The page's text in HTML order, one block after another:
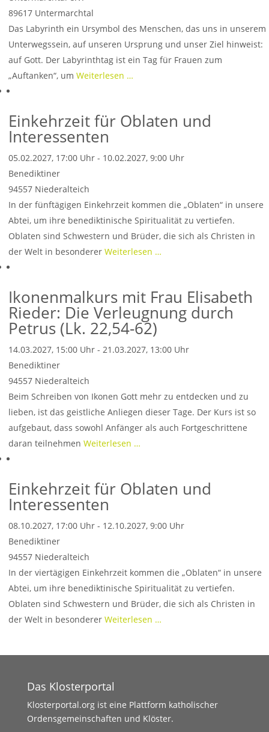
89617 Untermarchtal
Das Labyrinth ein Ursymbol des Menschen, das uns in unserem
Unterwegssein, auf unseren Ursprung und unser Ziel hinweist:
auf Gott. Der Labyrinthtag ist ein Tag für Frauen zum
„Auftanken“, um Weiterlesen …
Einkehrzeit für Oblaten und
Interessenten
05.02.2027, 17:00 Uhr - 10.02.2027, 9:00 Uhr
Benediktiner
94557 Niederalteich
In der fünftägigen Einkehrzeit kommen die „Oblaten“ in unsere
Abtei, um ihre benediktinische Spiritualität zu vertiefen.
Oblaten sind Schwestern und Brüder, die sich als Christen in
der Welt in besonderer Weiterlesen …
Ikonenmalkurs mit Frau Elisabeth
Rieder: Die Verleugnung durch
Petrus (Lk. 22,54-62)
14.03.2027, 15:00 Uhr - 21.03.2027, 13:00 Uhr
Benediktiner
94557 Niederalteich
Beim Schreiben von Ikonen Gott mehr zu entdecken und zu
lieben, ist das geistliche Anliegen dieser Tage. Der Kurs ist so
aufgebaut, dass sowohl Anfänger als auch Fortgeschrittene
daran teilnehmen Weiterlesen …
Einkehrzeit für Oblaten und
Interessenten
08.10.2027, 17:00 Uhr - 12.10.2027, 9:00 Uhr
Benediktiner
94557 Niederalteich
In der viertägigen Einkehrzeit kommen die „Oblaten“ in unsere
Abtei, um ihre benediktinische Spiritualität zu vertiefen.
Oblaten sind Schwestern und Brüder, die sich als Christen in
der Welt in besonderer Weiterlesen …
Das Klosterportal
Klosterportal.org ist eine Plattform katholischer
Ordensgemeinschaften und Klöster.